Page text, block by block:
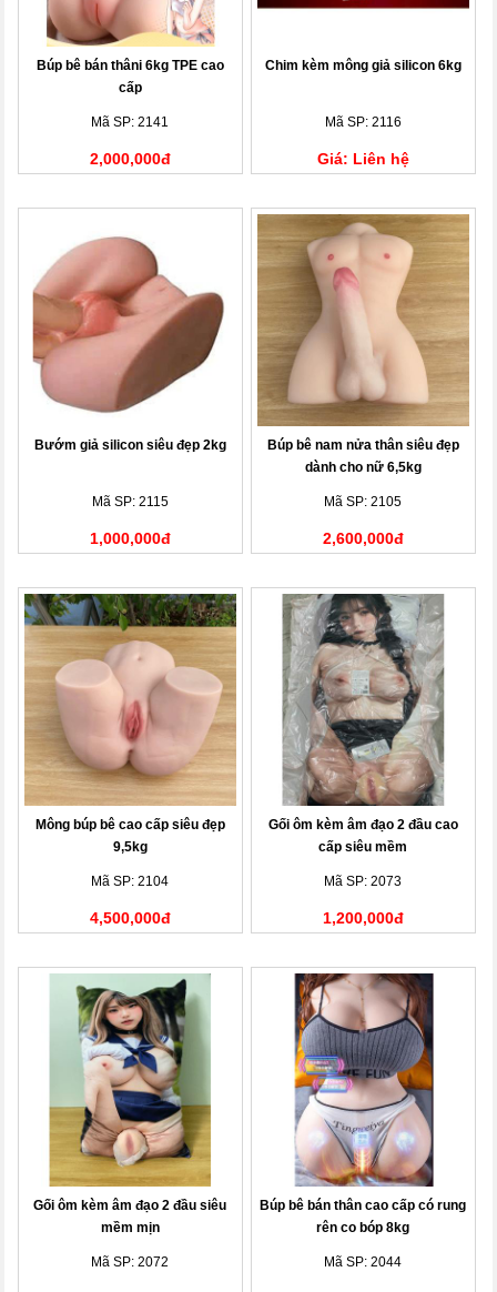
Búp bê bán thâni 6kg TPE cao
cấp
Mã SP: 2141
2,000,000đ
Chim kèm mông giả silicon 6kg
Mã SP: 2116
Giá: Liên hệ
Bướm giả silicon siêu đẹp 2kg
Mã SP: 2115
1,000,000đ
Búp bê nam nửa thân siêu đẹp
dành cho nữ 6,5kg
Mã SP: 2105
2,600,000đ
Mông búp bê cao cấp siêu đẹp
9,5kg
Mã SP: 2104
4,500,000đ
Gối ôm kèm âm đạo 2 đầu cao
cấp siêu mềm
Mã SP: 2073
1,200,000đ
Gối ôm kèm âm đạo 2 đầu siêu
mềm mịn
Mã SP: 2072
Búp bê bán thân cao cấp có rung
rên co bóp 8kg
Mã SP: 2044